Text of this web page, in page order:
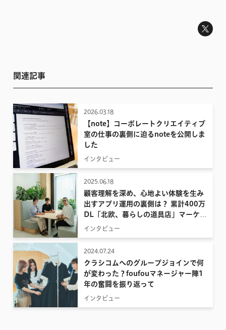
関連記事
2026.03.18
【note】コーポレートクリエイティブ
室の仕事の裏側に迫るnoteを公開しま
した
インタビュー
2025.06.18
顧客理解を深め、心地よい体験を生み
出すアプリ運用の裏側は？ 累計400万
DL「北欧、暮らしの道具店」マーケテ
ィング担当インタビュー
インタビュー
2024.07.24
クラシコムへのグループジョインで何
が変わった？foufouマネージャー陣1
年の奮闘を振り返って
インタビュー